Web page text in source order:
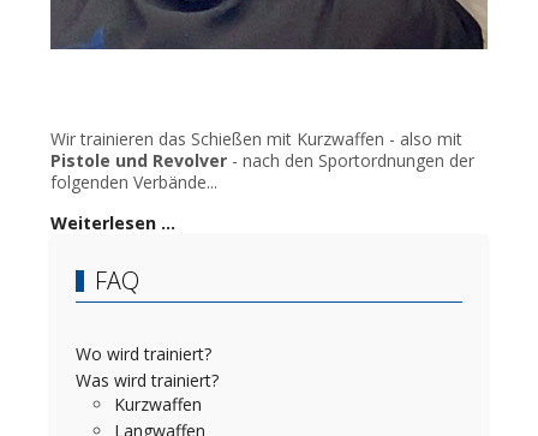
Wir trainieren das Schießen mit Kurzwaffen - also mit
Pistole und Revolver - nach den Sportordnungen der
folgenden Verbände...
Weiterlesen …
FAQ
Wo wird trainiert?
Was wird trainiert?
Kurzwaffen
Langwaffen